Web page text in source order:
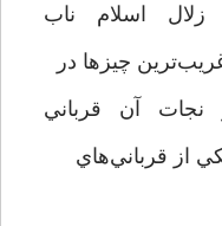
اسلام ناب
چيزها در
آن قرباني
از قرباني‌هاي